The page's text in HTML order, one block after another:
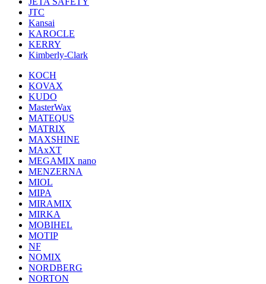
JTC
Kansai
KAROCLE
KERRY
Kimberly-Clark
KOCH
KOVAX
KUDO
MasterWax
MATEQUS
MATRIX
MAXSHINE
MAxXT
MEGAMIX nano
MENZERNA
MIOL
MIPA
MIRAMIX
MIRKA
MOBIHEL
MOTIP
NF
NOMIX
NORDBERG
NORTON